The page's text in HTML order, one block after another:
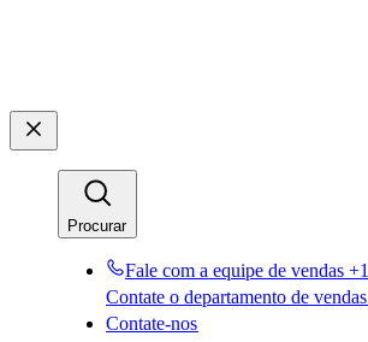
Procurar​​
Fale com a equipe de vendas
Contate o departamento de
Contate-nos​​